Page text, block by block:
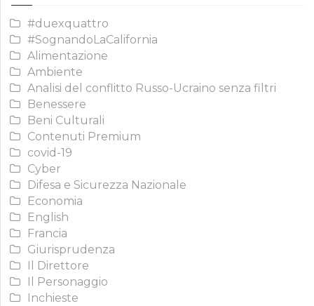
#duexquattro
#SognandoLaCalifornia
Alimentazione
Ambiente
Analisi del conflitto Russo-Ucraino senza filtri
Benessere
Beni Culturali
Contenuti Premium
covid-19
Cyber
Difesa e Sicurezza Nazionale
Economia
English
Francia
Giurisprudenza
Il Direttore
Il Personaggio
Inchieste